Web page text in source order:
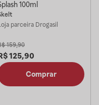
100ml
parceira Drogasil
159,90
125,90
Comprar